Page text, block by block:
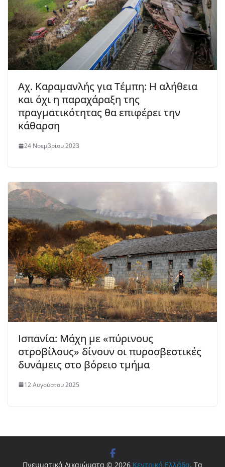
Αχ. Καραμανλής για Τέμπη: Η αλήθεια
και όχι η παραχάραξη της
πραγματικότητας θα επιφέρει την
κάθαρση
24 Νοεμβρίου 2023
Ισπανία: Μάχη με «πύρινους
στροβίλους» δίνουν οι πυροσβεστικές
δυνάμεις στο βόρειο τμήμα
12 Αυγούστου 2025
Πνευματικά Δικαιώματα © 2026 Κεντρική Ελλάδα. Τα